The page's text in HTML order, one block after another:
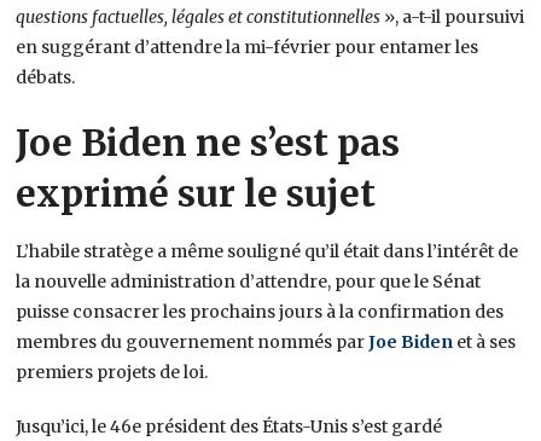
questions factuelles, légales et constitutionnelles », a-t-il poursuivi
en suggérant d’attendre la mi-février pour entamer les
débats.
Joe Biden ne s’est pas
exprimé sur le sujet
L’habile stratège a même souligné qu’il était dans l’intérêt de
la nouvelle administration d’attendre, pour que le Sénat
puisse consacrer les prochains jours à la confirmation des
membres du gouvernement nommés parJoe Biden et à ses
premiers projets de loi.
Jusqu’ici, le 46e président des États-Unis s’est gardé